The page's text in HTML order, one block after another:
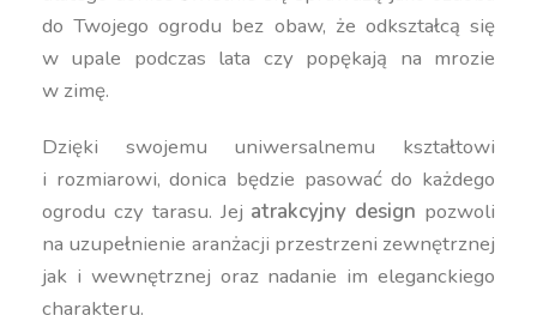
do Twojego ogrodu bez obaw, że odkształcą się
w upale podczas lata czy popękają na mrozie
w zimę.
Dzięki swojemu uniwersalnemu kształtowi
i rozmiarowi, donica będzie pasować do każdego
ogrodu czy tarasu. Jej atrakcyjny design pozwoli
na uzupełnienie aranżacji przestrzeni zewnętrznej
jak i wewnętrznej oraz nadanie im eleganckiego
charakteru.